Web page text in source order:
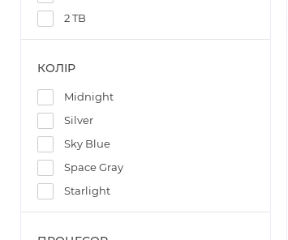
2 TB
КОЛІР
Midnight
Silver
Sky Blue
Space Gray
Starlight